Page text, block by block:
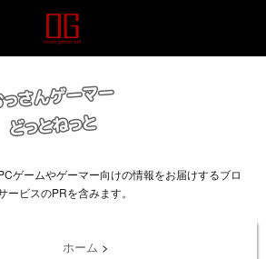
ゲームやゲーマー向けの情報をお届けするブロ
ビスのPRを含みます。
ホーム >